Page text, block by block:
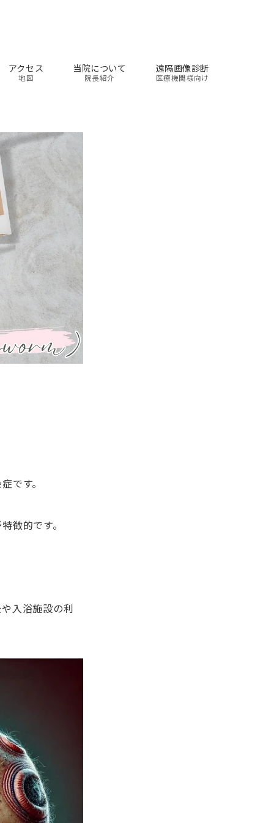
アクセス
地図
当院について
院長紹介
遠隔画像診断
医療機関様向け
です。
徴的です。
入浴施設の利